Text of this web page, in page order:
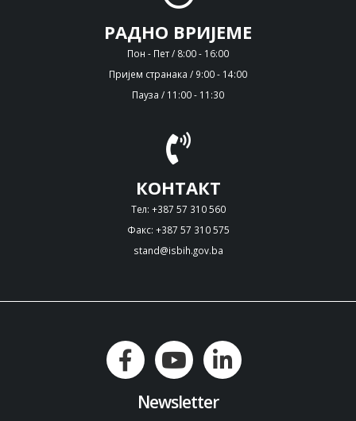
РАДНО ВРИЈЕМЕ
Пон - Пет / 8:00 - 16:00
Пријем странака / 9:00 - 14:00
Пауза / 11:00 - 11:30
КОНТАКТ
Тел: +387 57 310 560
Факс: +387 57 310 575
stand@isbih.gov.ba
Newsletter